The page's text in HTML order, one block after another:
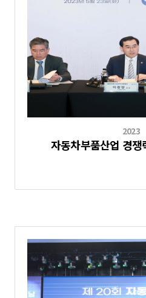
2023
자동차부품산업 경쟁